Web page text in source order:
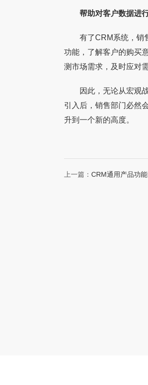
帮助对客户数据进
有了CRM系统，销售
功能，了解客户的购买
测市场需求，及时应对
因此，无论从宏观战
引入后，销售部门必然
升到一个新的高度。
上一篇： CRM通用产品功
【家具生产ERP案例】肇庆森芸家具生产
广东永拓数字技术有限公司成功签约肇庆市森
案例。肇庆市森芸汽车座椅科技有限公司成立